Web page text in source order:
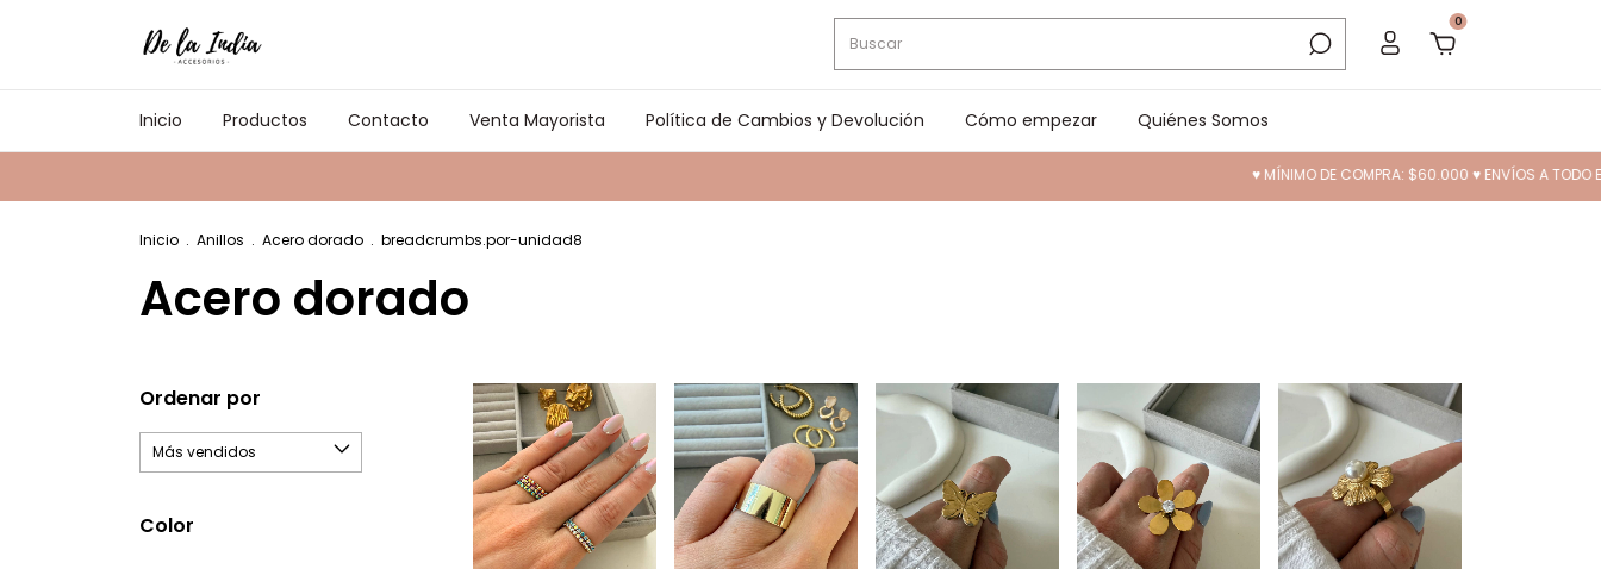
0
Inicio Productos Contacto Venta Mayorista Política de Cambios y Devolución Cómo empezar Quiénes Somos
♥ MÍNIMO DE COMPRA: $60.000 ♥ ENVÍOS A TODO EL PAÍS ❤️ 10%
Inicio . Anillos . Acero dorado . breadcrumbs.por-unidad8
Acero dorado
Ordenar por
Color